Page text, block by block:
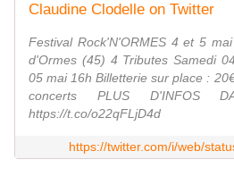
Claudine Clodelle on Twitter
Festival Rock'N'ORMES 4 et 5
d'Ormes (45) 4 Tributes Samedi
05 mai 16h Billetterie sur place :
concerts PLUS D'INFOS
https://t.co/o22qFLjD4d
https://twitter.com/i/web/